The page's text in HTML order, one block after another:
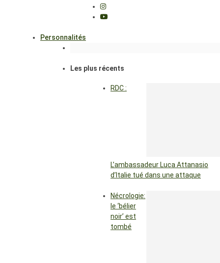
Personnalités
Les plus récents
RDC :
L’ambassadeur Luca Attanasio
d’Italie tué dans une attaque
Nécrologie:
le ‘bélier
noir’ est
tombé